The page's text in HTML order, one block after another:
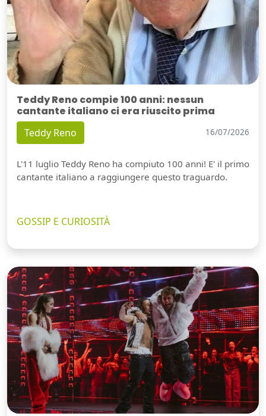
Teddy Reno compie 100 anni: nessun
cantante italiano ci era riuscito prima
Teddy Reno 16/07/2026
L'11 luglio Teddy Reno ha compiuto 100 anni! E' il primo
cantante italiano a raggiungere questo traguardo.
GOSSIP E CURIOSITÀ